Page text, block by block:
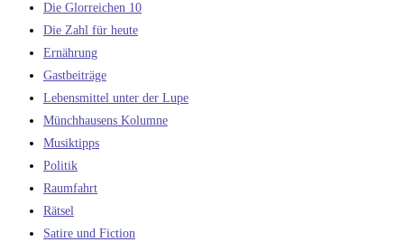
Die Glorreichen 10
Die Zahl für heute
Ernährung
Gastbeiträge
Lebensmittel unter der Lupe
Münchhausens Kolumne
Musiktipps
Politik
Raumfahrt
Rätsel
Satire und Fiction